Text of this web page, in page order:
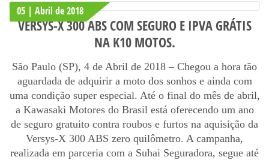
05 | Abril de2018
VERSYS-X 300 ABS COM SEGURO E IPVA GRÁTIS
NA K10 MOTOS.
São Paulo (SP), 4 de Abril de 2018 – Chegou a hora tão
aguardada de adquirir a moto dos sonhos e ainda com
uma condição super especial. Até o final do mês de abril,
a Kawasaki Motores do Brasil está oferecendo um ano
de seguro gratuito contra roubos e furtos na aquisição da
Versys-X 300 ABS zero quilômetro. A campanha,
realizada em parceria com a Suhai Seguradora, segue até